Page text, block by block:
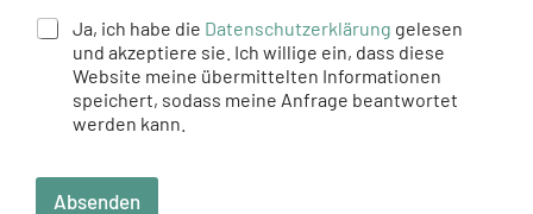
Ja, ich habe die Datenschutzerklärung gelesen
und akzeptiere sie. Ich willige ein, dass diese
Website meine übermittelten Informationen
speichert, sodass meine Anfrage beantwortet
werden kann.
Absenden